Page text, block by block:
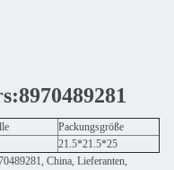
Packungsgröße
21.5*21.5*25
China, Lieferanten,